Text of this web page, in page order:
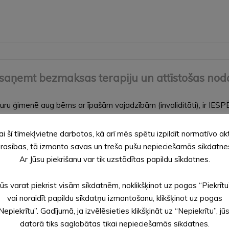
bezmaksas terapiju un attīstošas
ģimenē aug bērns ar īpašām vajadzībām (invaliditāti), ir
un attīstošās nodarbības. Pieteikšanās līdz 30.
nometne “Ja es nebūtu no tās puses…”. 13.08.2022.
šī tīmekļvietne darbotos, kā arī mēs spētu izpildīt normatīvo
tā izmanto savas un trešo pušu nepieciešamās
Ar Jūsu piekrišanu var tik uzstādītas papildu sīkdatnes.
varat piekrist visām sīkdatnēm, noklikšķinot uz pogas
vai noraidīt papildu sīkdatņu izmantošanu, klikšķinot uz pogas
Gadījumā, ja izvēlēsieties klikšķināt uz “Nepiekrītu”,
datorā tiks saglabātas tikai nepieciešamās sīkdatnes.